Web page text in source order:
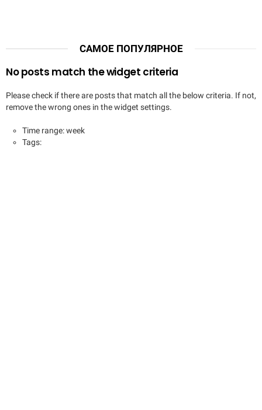
САМОЕ ПОПУЛЯРНОЕ
No posts match the widget criteria
Please check if there are posts that match all the below criteria. If not,
remove the wrong ones in the widget settings.
Time range: week
Tags: